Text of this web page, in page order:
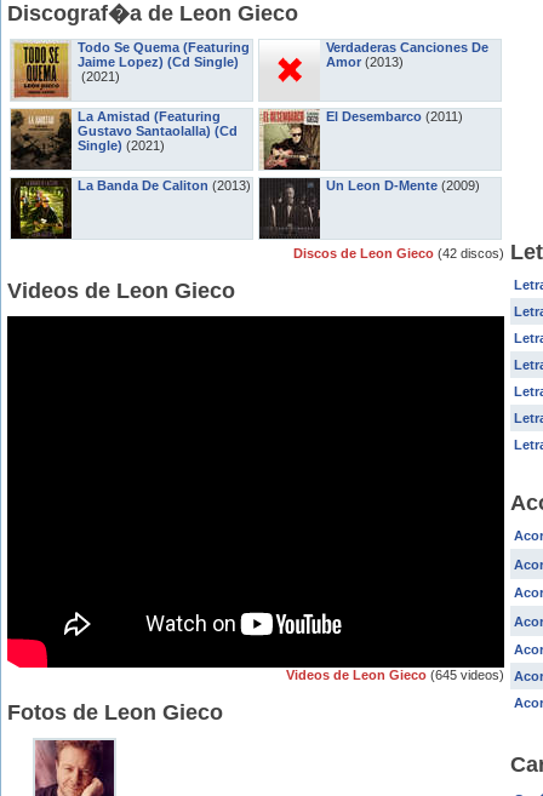
Discograf�a de Leon Gieco
Todo Se Quema (Featuring
Jaime Lopez) (Cd Single)
(2021)
La Amistad (Featuring
Gustavo Santaolalla) (Cd
Single) (2021)
La Banda De Caliton (2013)
Verdaderas Canciones De
Amor (2013)
El Desembarco (2011)
Un Leon D-Mente (2009)
Discos de Leon Gieco (42 discos)
Videos de Leon Gieco
Videos de Leon Gieco (645 videos)
Fotos de Leon Gieco